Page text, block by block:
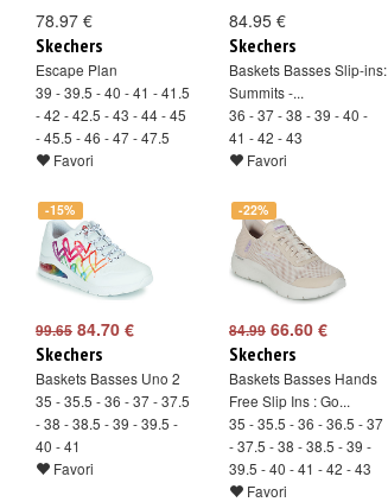
78.97 €
Skechers
Escape Plan
39 - 39.5 - 40 - 41 - 41.5
- 42 - 42.5 - 43 - 44 - 45
- 45.5 - 46 - 47 - 47.5
Favori
84.95 €
Skechers
Baskets Basses Slip-ins:
Summits -...
36 - 37 - 38 - 39 - 40 -
41 - 42 - 43
Favori
-15%
99.65 84.70 €
Skechers
Baskets Basses Uno 2
35 - 35.5 - 36 - 37 - 37.5
- 38 - 38.5 - 39 - 39.5 -
40 - 41
Favori
-22%
84.99 66.60 €
Skechers
Baskets Basses Hands
Free Slip Ins : Go...
35 - 35.5 - 36 - 36.5 - 37
- 37.5 - 38 - 38.5 - 39 -
39.5 - 40 - 41 - 42 - 43
Favori